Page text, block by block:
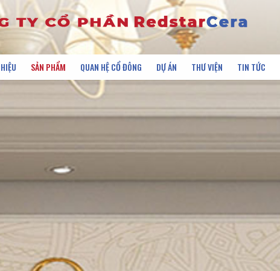
SẢN PHẨM QUAN HỆ CỔ ĐÔNG DỰ ÁN THƯ VIỆN TIN TỨC